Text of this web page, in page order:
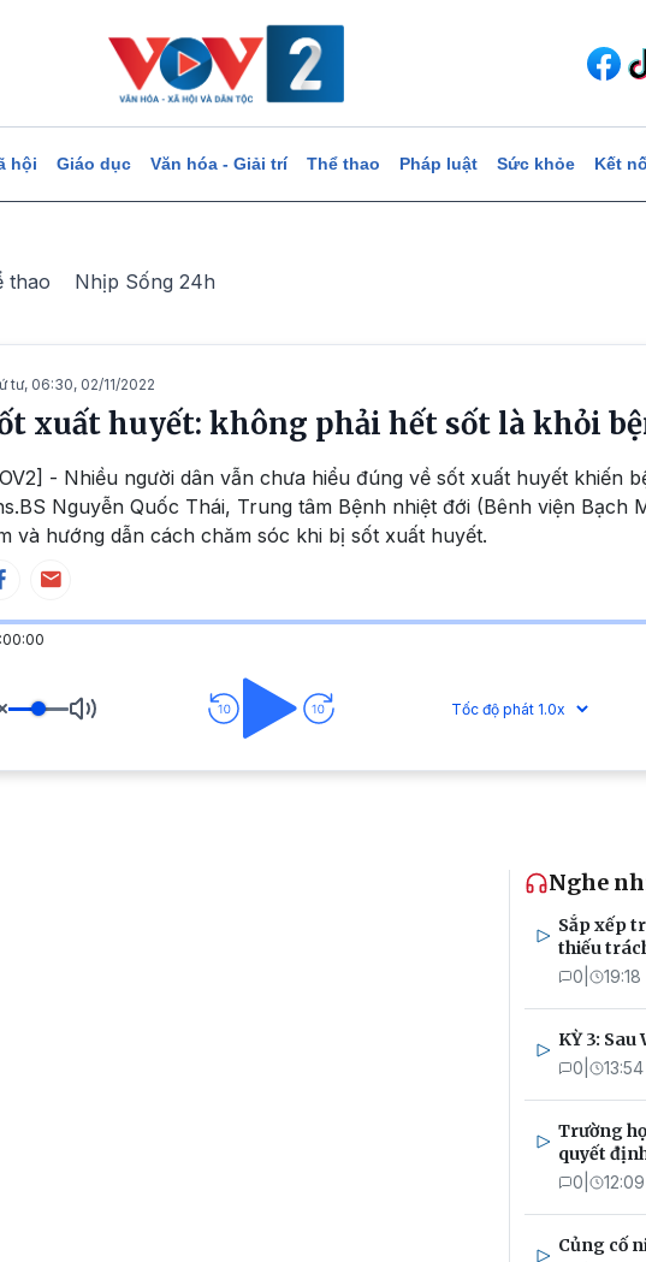
hội Giáo dục Văn hóa - Giải trí Thể thao Pháp luật Sức khỏe Kết
thao Nhịp Sống 24h
tư, 06:30, 02/11/2022
xuất huyết: không phải hết sốt là khỏi
- Nhiều người dân vẫn chưa hiểu đúng về sốt xuất huyết khiến
Nguyễn Quốc Thái, Trung tâm Bệnh nhiệt đới (Bênh viện Bạch
và hướng dẫn cách chăm sóc khi bị sốt xuất huyết.
Nghe
Sắp xếp
thiếu
0 19:18
KỲ 3: Sau
0 13:54
Trường
quyết
0 12:09
Củng cố